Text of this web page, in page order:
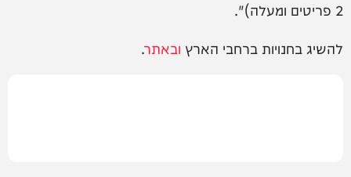
2 פריטים ומעלה)".
להשיג בחנויות ברחבי הארץ ובאתר.